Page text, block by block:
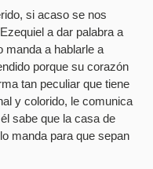
si acaso se nos
a dar palabra a
manda a hablarle a
porque su corazón
tan peculiar que tiene
y colorido, le comunica
sabe que la casa de
manda para que sepan